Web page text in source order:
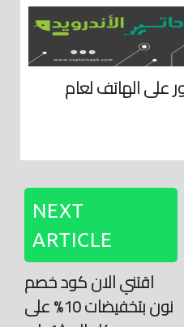
على الهاتف لعام
NEXT
ARTICLE
اقتني الان كود خصم
نون بتخفيضات 10% على